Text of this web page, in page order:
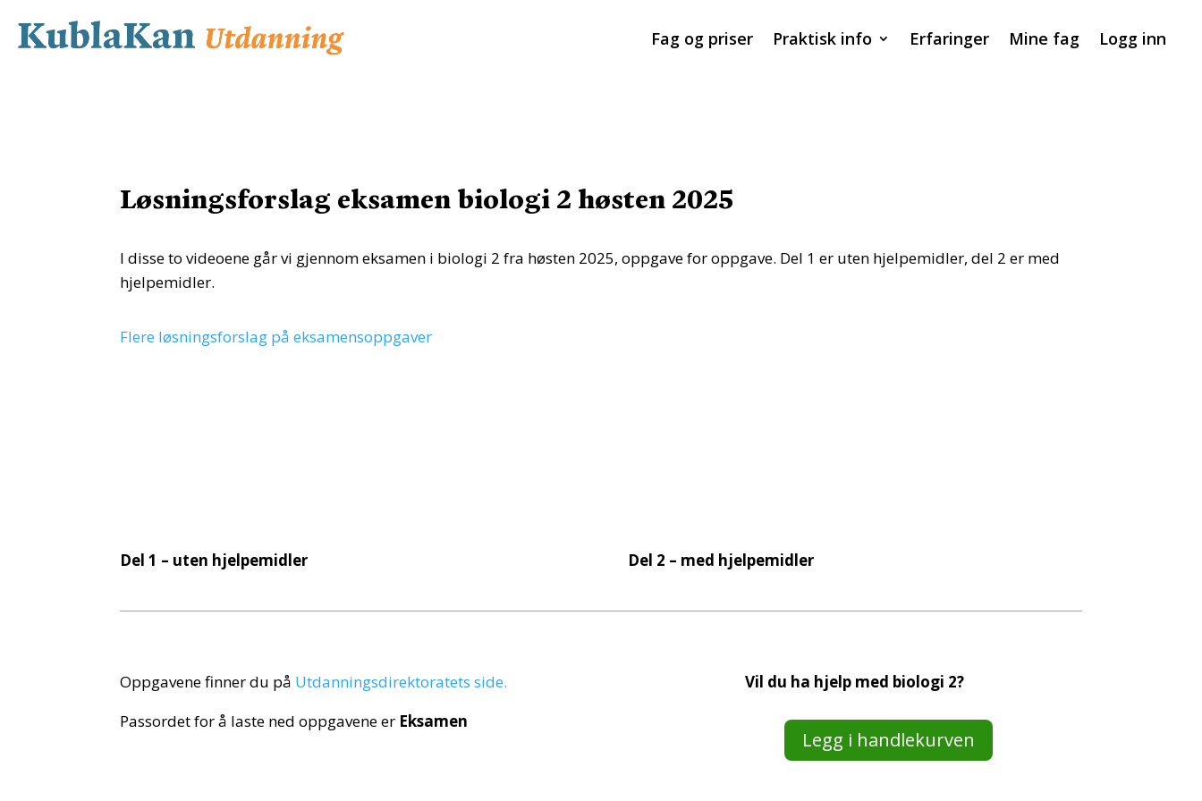
Fag og priser Praktisk info Erfaringer Mine fag Logg inn
Løsningsforslag eksamen biologi 2 høsten 2025
I disse to videoene går vi gjennom eksamen i biologi 2 fra høsten 2025, oppgave for oppgave. Del 1 er uten hjelpemidler, del 2 er med
hjelpemidler.
Flere løsningsforslag på eksamensoppgaver
Del 1 – uten hjelpemidler Del 2 – med hjelpemidler
Oppgavene finner du på Utdanningsdirektoratets side.
Passordet for å laste ned oppgavene er Eksamen
Vil du ha hjelp med biologi 2?
BiologiLegg i handlekurven